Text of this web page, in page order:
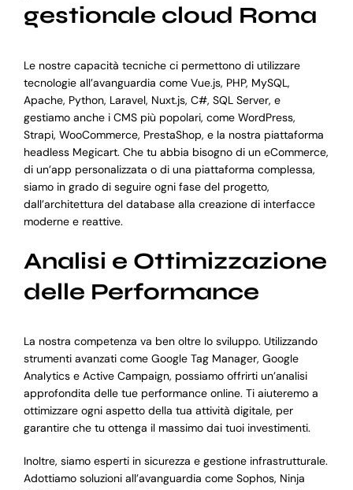
gestionale cloud Roma
Le nostre capacità tecniche ci permettono di utilizzare
tecnologie all’avanguardia come Vue.js, PHP, MySQL,
Apache, Python, Laravel, Nuxt.js, C#, SQL Server, e
gestiamo anche i CMS più popolari, come WordPress,
Strapi, WooCommerce, PrestaShop, e la nostra piattaforma
headless Megicart. Che tu abbia bisogno di un eCommerce,
di un’app personalizzata o di una piattaforma complessa,
siamo in grado di seguire ogni fase del progetto,
dall’architettura del database alla creazione di interfacce
moderne e reattive.
Analisi e Ottimizzazione
delle Performance
La nostra competenza va ben oltre lo sviluppo. Utilizzando
strumenti avanzati come Google Tag Manager, Google
Analytics e Active Campaign, possiamo offrirti un’analisi
approfondita delle tue performance online. Ti aiuteremo a
ottimizzare ogni aspetto della tua attività digitale, per
garantire che tu ottenga il massimo dai tuoi investimenti.
Inoltre, siamo esperti in sicurezza e gestione infrastrutturale.
Adottiamo soluzioni all’avanguardia come Sophos, Ninja